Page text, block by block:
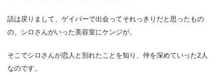
話は戻りまして、ゲイバーで出会ってそれっきりだと思ったもの
の、シロさんがいった美容室にケンジが。
そこでシロさんが恋人と別れたことを知り、仲を深めていった2人
なのです。